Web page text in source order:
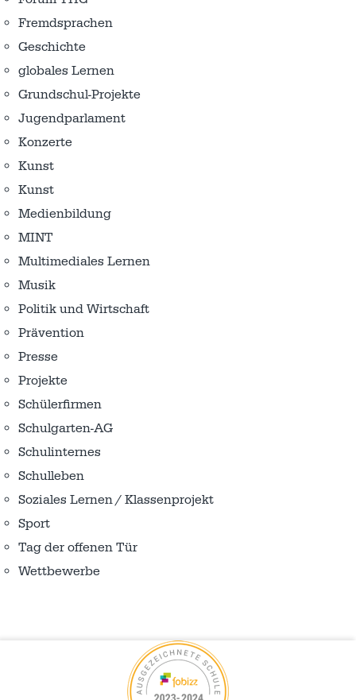
Fremdsprachen
Geschichte
globales Lernen
Grundschul-Projekte
Jugendparlament
Konzerte
Kunst
Kunst
Medienbildung
MINT
Multimediales Lernen
Musik
Politik und Wirtschaft
Prävention
Presse
Projekte
Schülerfirmen
Schulgarten-AG
Schulinternes
Schulleben
Soziales Lernen / Klassenprojekt
Sport
Tag der offenen Tür
Wettbewerbe